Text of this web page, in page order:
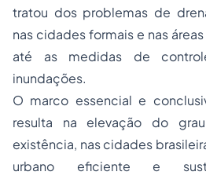
tratou dos problemas de
nas cidades formais e nas
até as medidas de
inundações.
O marco essencial e
resulta na elevação do
existência, nas cidades
urbano eficiente e